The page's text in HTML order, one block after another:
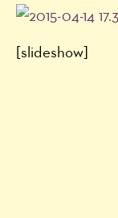
[slideshow]